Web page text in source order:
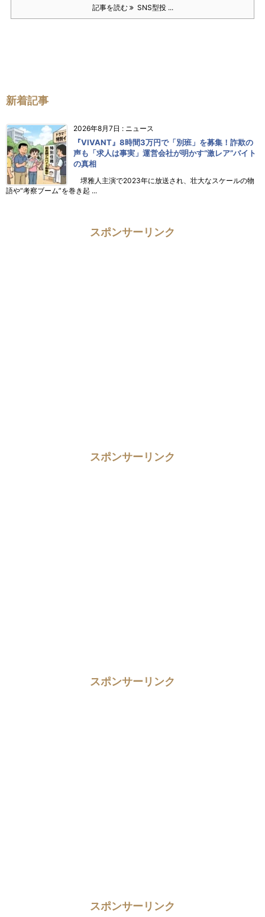
記事を読む SNS型投 ...
新着記事
2026年8月7日 : ニュース
『VIVANT』8時間3万円で「別班」を募集！詐欺の
声も「求人は事実」運営会社が明かす“激レア”バイト
の真相
堺雅人主演で2023年に放送され、壮大なスケールの物
語や“考察ブーム”を巻き起 ...
スポンサーリンク
スポンサーリンク
スポンサーリンク
スポンサーリンク